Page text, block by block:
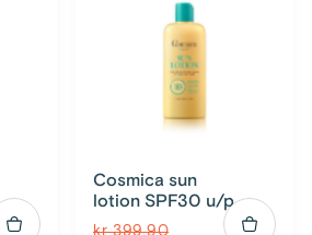
Cosmica sun
lotion SPF30 u/p
kr 399,90